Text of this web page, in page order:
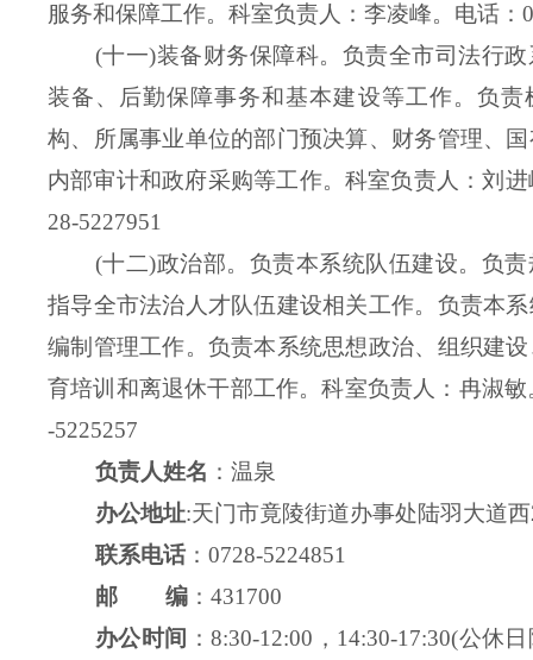
服务和保障工作。 科室负责人：李凌峰。电话：
(十一)装备财务保障科。负责全市司法行
装备、后勤保障事务和基本建设等工作。负责
构、所属事业单位的部门预决算、财务管理、
内部审计和政府采购等工作。 科室负责人：刘
28-5227951
(十二)政治部。负责本系统队伍建设。负
指导全市法治人才队伍建设相关工作。负责本
编制管理工作。负责本系统思想政治、组织建
育培训和离退休干部工作。科室负责人：冉淑敏
-5225257
负责人姓名 ：温泉
办公地址:天门市竟陵街道办事处陆羽大道
联系电话：0728-5224851
邮 编 ：431700
办公时间 ：8:30-12:00，14:30-17:30(公休